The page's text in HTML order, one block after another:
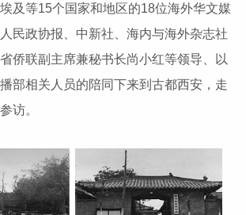
及等15个国家和地区的18位海外华文媒
民政协报、中新社、海内与海外杂志社
侨联副主席兼秘书长尚小红等领导、以
部相关人员的陪同下来到古都西安，走
访。